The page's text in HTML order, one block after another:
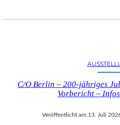
C/O Berlin – 200-jähriges
Vorbericht –
Veröffentlicht am:13. Juli